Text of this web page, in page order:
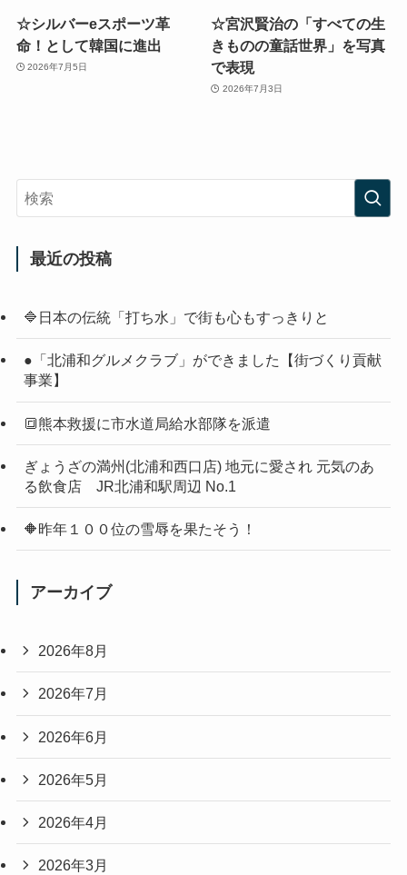
☆シルバーeスポーツ革
命！として韓国に進出
2026年7月5日
☆宮沢賢治の「すべての生
きものの童話世界」を写真
で表現
2026年7月3日
最近の投稿
🔷日本の伝統「打ち水」で街も心もすっきりと
●「北浦和グルメクラブ」ができました【街づくり貢献
事業】
🔳熊本救援に市水道局給水部隊を派遣
ぎょうざの満州(北浦和西口店) 地元に愛され 元気のあ
る飲食店 JR北浦和駅周辺 No.1
🔶昨年１００位の雪辱を果たそう！
アーカイブ
2026年8月
2026年7月
2026年6月
2026年5月
2026年4月
2026年3月